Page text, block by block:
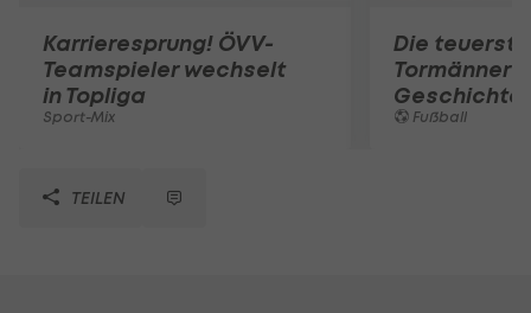
Karrieresprung! ÖVV-
Teamspieler wechselt
in Topliga
Sport-Mix
Die
Tormänner
Geschichte
Fußball
TEILEN